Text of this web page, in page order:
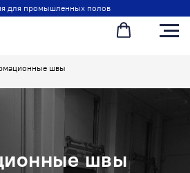
для промышленных полов
швы
швы